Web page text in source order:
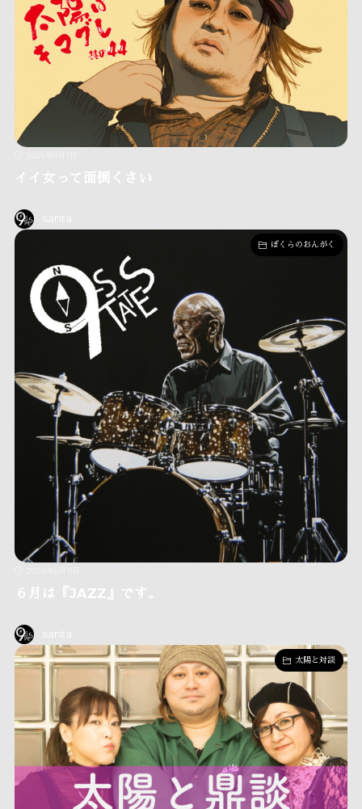
イイ女って面倒くさい
santa
ぼくらのおんがく
６月は『JAZZ』です。
santa
太陽と対談